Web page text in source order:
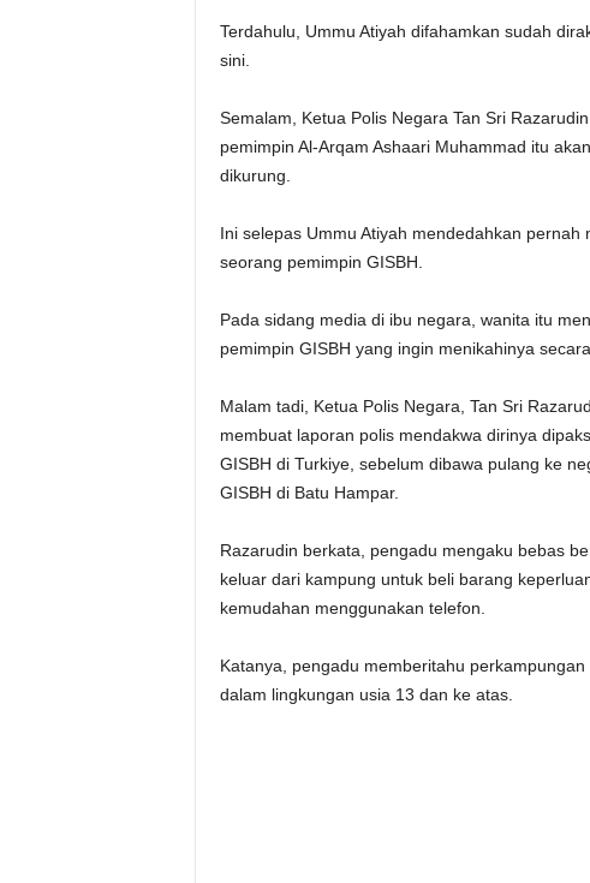
Terdahulu, Ummu Atiyah difahamkan sudah
sini.
Semalam, Ketua Polis Negara Tan Sri
pemimpin Al-Arqam Ashaari Muhammad itu
dikurung.
Ini selepas Ummu Atiyah mendedahkan
seorang pemimpin GISBH.
Pada sidang media di ibu negara, wanita itu
pemimpin GISBH yang ingin menikahinya
Malam tadi, Ketua Polis Negara, Tan Sri
membuat laporan polis mendakwa dirinya
GISBH di Turkiye, sebelum dibawa pulang ke
GISBH di Batu Hampar.
Razarudin berkata, pengadu mengaku bebas
keluar dari kampung untuk beli barang
kemudahan menggunakan telefon.
Katanya, pengadu memberitahu
dalam lingkungan usia 13 dan ke atas.